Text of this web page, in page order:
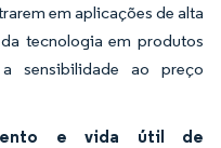
em aplicações de alta
tecnologia em produtos
sensibilidade ao preço
e vida útil de